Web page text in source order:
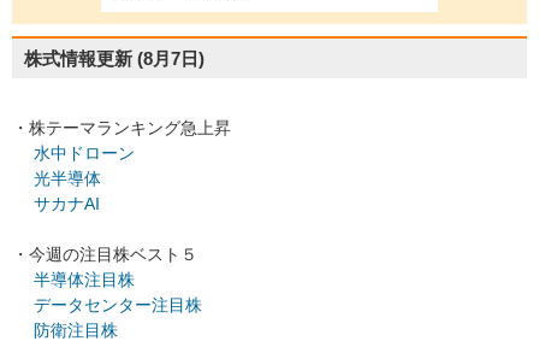
株式情報更新 (8月7日)
・株テーマランキング急上昇
水中ドローン
光半導体
サカナAI
・今週の注目株ベスト５
半導体注目株
データセンター注目株
防衛注目株